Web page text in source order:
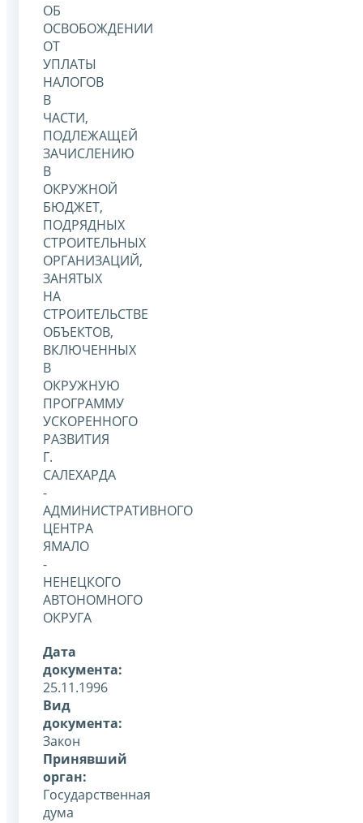
ОБ
ОСВОБОЖДЕНИИ
ОТ
УПЛАТЫ
НАЛОГОВ
В
ЧАСТИ,
ПОДЛЕЖАЩЕЙ
ЗАЧИСЛЕНИЮ
В
ОКРУЖНОЙ
БЮДЖЕТ,
ПОДРЯДНЫХ
СТРОИТЕЛЬНЫХ
ОРГАНИЗАЦИЙ,
ЗАНЯТЫХ
НА
СТРОИТЕЛЬСТВЕ
ОБЪЕКТОВ,
ВКЛЮЧЕННЫХ
В
ОКРУЖНУЮ
ПРОГРАММУ
УСКОРЕННОГО
РАЗВИТИЯ
Г.
САЛЕХАРДА
-
АДМИНИСТРАТИВНОГО
ЦЕНТРА
ЯМАЛО
-
НЕНЕЦКОГО
АВТОНОМНОГО
ОКРУГА
Дата
документа:
25.11.1996
Вид
документа:
Закон
Принявший
орган:
Государственная
дума